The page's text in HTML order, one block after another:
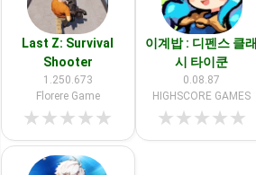
Last Z: Survival
Shooter
1.250.673
Florere Game
★★★★★
이계밥 : 디펜스 클래
시 타이쿤
0.08.87
HIGHSCORE GAMES
★★★★★